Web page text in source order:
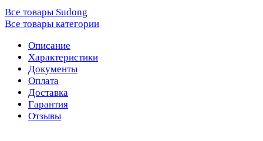
Все товары Sudong
Все товары категории
Описание
Характеристики
Документы
Оплата
Доставка
Гарантия
Отзывы